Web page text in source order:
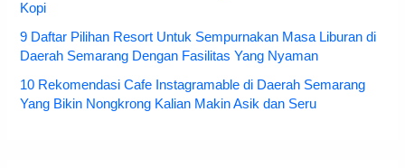
Kopi
9 Daftar Pilihan Resort Untuk Sempurnakan Masa Liburan di
Daerah Semarang Dengan Fasilitas Yang Nyaman
10 Rekomendasi Cafe Instagramable di Daerah Semarang
Yang Bikin Nongkrong Kalian Makin Asik dan Seru